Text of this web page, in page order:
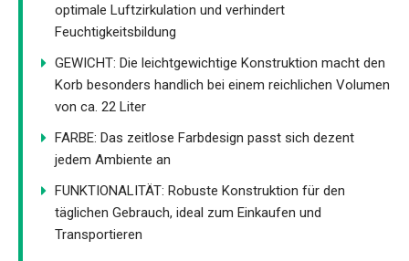
optimale Luftzirkulation und verhindert
Feuchtigkeitsbildung
GEWICHT: Die leichtgewichtige Konstruktion macht den
Korb besonders handlich bei einem reichlichen Volumen
von ca. 22 Liter
FARBE: Das zeitlose Farbdesign passt sich dezent
jedem Ambiente an
FUNKTIONALITÄT: Robuste Konstruktion für den
täglichen Gebrauch, ideal zum Einkaufen und
Transportieren